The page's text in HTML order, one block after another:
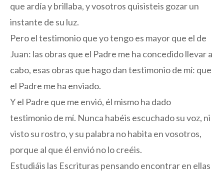
que ardía y brillaba, y vosotros quisisteis gozar un
instante de su luz.
Pero el testimonio que yo tengo es mayor que el de
Juan: las obras que el Padre me ha concedido llevar a
cabo, esas obras que hago dan testimonio de mí: que
el Padre me ha enviado.
Y el Padre que me envió, él mismo ha dado
testimonio de mí. Nunca habéis escuchado su voz, ni
visto su rostro, y su palabra no habita en vosotros,
porque al que él envió no lo creéis.
Estudiáis las Escrituras pensando encontrar en ellas